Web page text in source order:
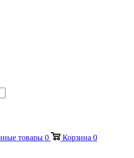
товары 0 Корзина 0